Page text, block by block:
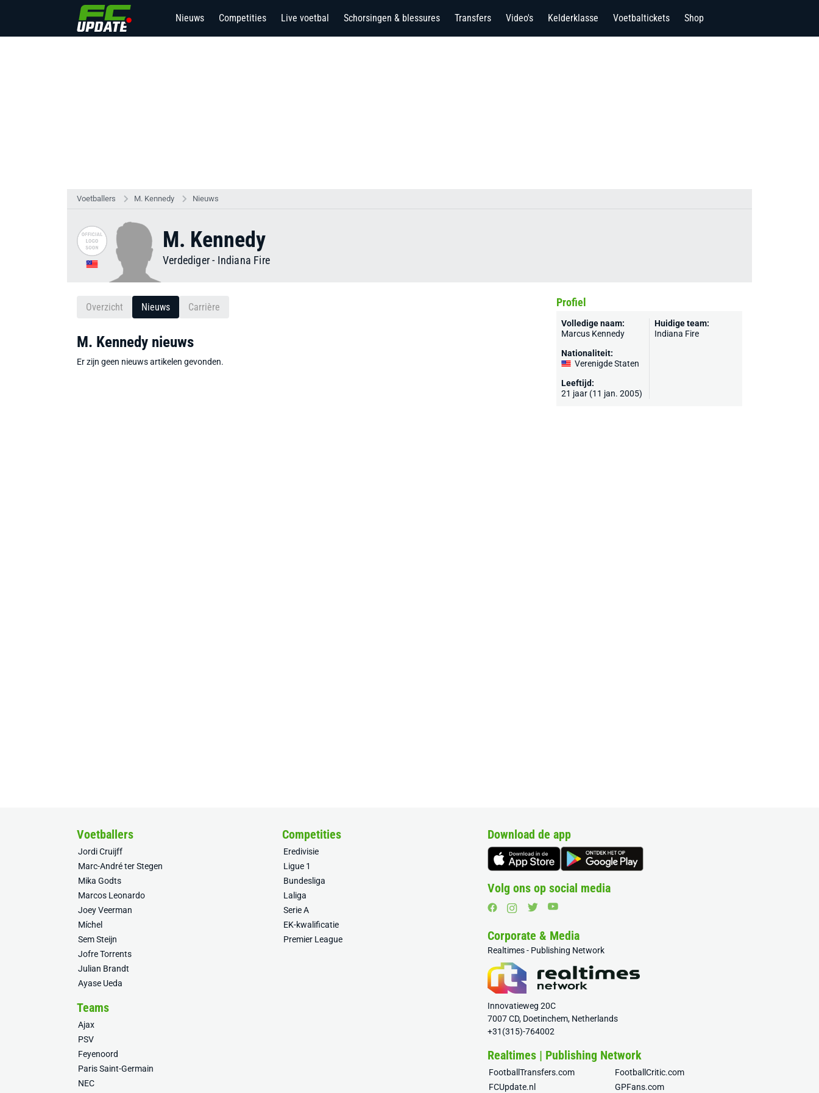
Nieuws Competities Live voetbal Schorsingen & blessures Transfers Video's Kelderklasse Voetbaltickets Shop
Voetballers M. Kennedy Nieuws
M. Kennedy
Verdediger- Indiana Fire
Overzicht Nieuws Carrière
M. Kennedy nieuws
Er zijn geen nieuws artikelen gevonden.
Profiel
Volledige naam:
Marcus Kennedy
Nationaliteit:
Verenigde Staten
Leeftijd:
21 jaar (11 jan. 2005)
Huidige team:
Indiana Fire
Voetballers
Jordi Cruijff
Marc-André ter Stegen
Mika Godts
Marcos Leonardo
Joey Veerman
Míchel
Sem Steijn
Jofre Torrents
Julian Brandt
Ayase Ueda
Competities
Eredivisie
Ligue 1
Bundesliga
Laliga
Serie A
EK-kwalificatie
Premier League
Teams
Ajax
PSV
Feyenoord
Paris Saint-Germain
NEC
Download de app
Volg ons op social media
Corporate & Media
Realtimes - Publishing Network
Innovatieweg 20C
7007 CD, Doetinchem, Netherlands
+31(315)-764002
Realtimes | Publishing Network
FootballTransfers.com
FootballCritic.com
FCUpdate.nl
GPFans.com